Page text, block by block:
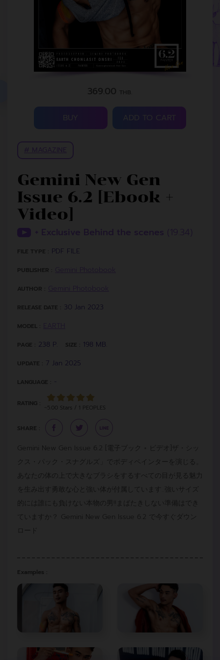
369.00 THB.
ADD TO CART
Gemini New Gen
Issue 6.2 [Ebook +
Video]
FILE TYPE : PDF FILE
PUBLISHER :
AUTHOR :
RELEASE DATE : 30 Jan 2023
MODEL :
PAGE : 238 P. SIZE : 198 MB.
UPDATE : 7 Jan 2025
LANGUAGE : -
RATING :
~5.00 Stars / 1 PEOPLES
SHARE :
Gemini New Gen Issue 6.2 [電子ブック + ビデオ]ザ・シッ
クス・パック・スナグルズ」でボディペインターを演じる。
あなたの体の上で大きなブラシをするすべての目が見る魅力
を生み出す勇敢な心と強い体が付属しています..強いサイズ
的には誰にも負けない本物の男!!まばたきしない準備はでき
ていますか？ Gemini New Gen Issue 6.2 で今すぐダウン
ロード
Examples :